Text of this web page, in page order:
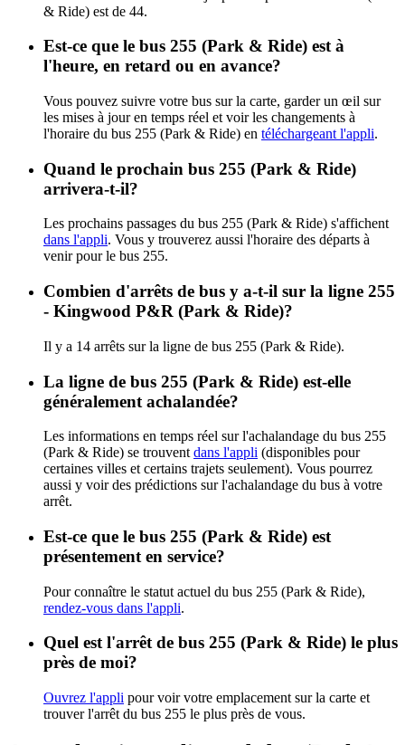
& Ride) est de 44.
Est-ce que le bus 255 (Park & Ride) est à
l'heure, en retard ou en avance?
Vous pouvez suivre votre bus sur la carte, garder un œil sur
les mises à jour en temps réel et voir les changements à
l'horaire du bus 255 (Park & Ride) en téléchargeant l'appli.
Quand le prochain bus 255 (Park & Ride)
arrivera-t-il?
Les prochains passages du bus 255 (Park & Ride) s'affichent
dans l'appli. Vous y trouverez aussi l'horaire des départs à
venir pour le bus 255.
Combien d'arrêts de bus y a-t-il sur la ligne 255
- Kingwood P&R (Park & Ride)?
Il y a 14 arrêts sur la ligne de bus 255 (Park & Ride).
La ligne de bus 255 (Park & Ride) est-elle
généralement achalandée?
Les informations en temps réel sur l'achalandage du bus 255
(Park & Ride) se trouvent dans l'appli (disponibles pour
certaines villes et certains trajets seulement). Vous pourrez
aussi y voir des prédictions sur l'achalandage du bus à votre
arrêt.
Est-ce que le bus 255 (Park & Ride) est
présentement en service?
Pour connaître le statut actuel du bus 255 (Park & Ride),
rendez-vous dans l'appli.
Quel est l'arrêt de bus 255 (Park & Ride) le plus
près de moi?
Ouvrez l'appli pour voir votre emplacement sur la carte et
trouver l'arrêt du bus 255 le plus près de vous.